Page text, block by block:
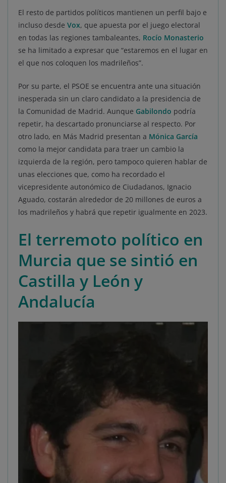
El resto de partidos políticos mantienen un perfil bajo e
incluso desde Vox, que apuesta por el juego electoral
en todas las regiones tambaleantes, Rocío Monasterio
se ha limitado a expresar que “estaremos en el lugar en
el que nos coloquen los madrileños”.
Por su parte, el PSOE se encuentra ante una situación
inesperada sin un claro candidato a la presidencia de
la Comunidad de Madrid. Aunque Gabilondo podría
repetir, ha descartado pronunciarse al respecto. Por
otro lado, en Más Madrid presentan a Mónica García
como la mejor candidata para traer un cambio la
izquierda de la región, pero tampoco quieren hablar de
unas elecciones que, como ha recordado el
vicepresidente autonómico de Ciudadanos, Ignacio
Aguado, costarán alrededor de 20 millones de euros a
los madrileños y habrá que repetir igualmente en 2023.
El terremoto político en
Murcia que se sintió en
Castilla y León y
Andalucía